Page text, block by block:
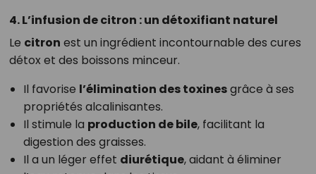
4. L’infusion de citron : un détoxifiant naturel
Le citron est un ingrédient incontournable des cures
détox et des boissons minceur.
Il favorise l’élimination des toxinesgrâce à ses
propriétés alcalinisantes.
Il stimule la production de bile, facilitant la
digestion des graisses.
Il a un léger effet diurétique, aidant à éliminer